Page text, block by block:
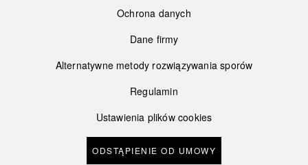
Ochrona danych
Dane firmy
Alternatywne metody rozwiązywania sporów
Regulamin
Ustawienia plików cookies
ODSTĄPIENIE OD UMOWY